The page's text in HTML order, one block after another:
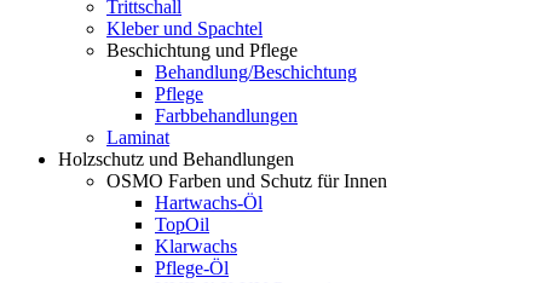
Trittschall
Kleber und Spachtel
Beschichtung und Pflege
Behandlung/Beschichtung
Pflege
Farbbehandlungen
Laminat
Holzschutz und Behandlungen
OSMO Farben und Schutz für Innen
Hartwachs-Öl
TopOil
Klarwachs
Pflege-Öl